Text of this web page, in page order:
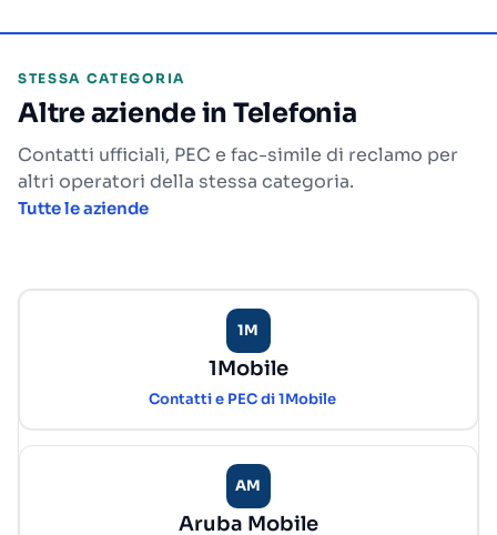
STESSA CATEGORIA
Altre aziende in Telefonia
Contatti ufficiali, PEC e fac-simile di reclamo per
altri operatori della stessa categoria.
Tutte le aziende
1M
1Mobile
Contatti e PEC di 1Mobile
AM
Aruba Mobile